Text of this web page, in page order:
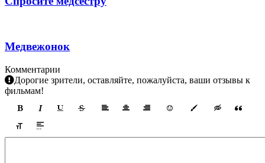
Медвежонок
Комментарии
Дорогие зрители, оставляйте, пожалуйста, ваши отзывы к
фильмам!